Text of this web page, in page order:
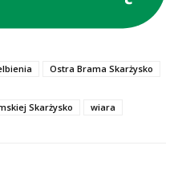
Ostra Brama Skarżysko
Skarżysko
wiara